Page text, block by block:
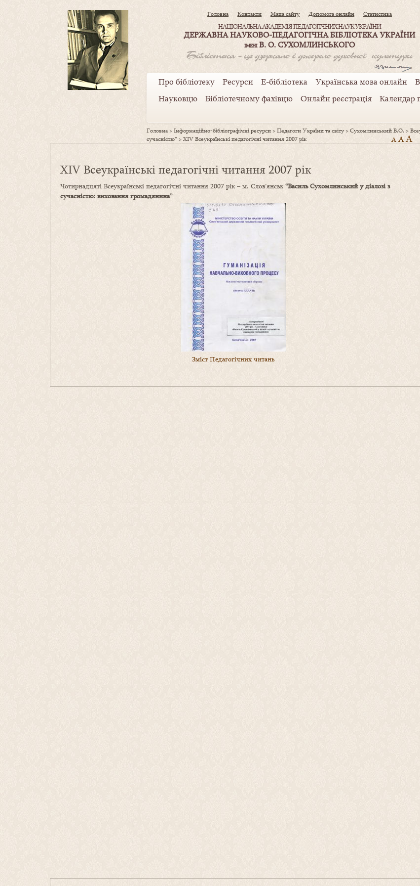
Головна Контакти Мапа сайту Допомога онлайн Статистика
НАЦІОНАЛЬНА АКАДЕМІЯ ПЕДАГОГІЧНИХ НАУК УКРАЇНИ
ДЕРЖАВНА НАУКОВО-ПЕДАГОГІЧНА БІБЛІОТЕКА УКРАЇНИ
ІМЕНІВ. О. СУХОМЛИНСЬКОГО
Про бібліотеку Ресурси Е-бібліотека Українська мова онлайн
Науковцю
Бібліотечному фахівцю Онлайн реєстрація Календар
Головна >Інформаційно-бібліографічні ресурси >Педагоги України та світу >Сухомлинський В.О. >
сучасністю” >XIV Всеукраїнські педагогічні читання 2007 рік A AA
XIV Всеукраїнські педагогічні читання 2007 рік
Чотирнадцяті Всеукраїнські педагогічні читання 2007 рік – м. Слов’янськ “Василь Сухомлинський у діалозі з
сучасністю: виховання громадянина”
Зміст Педагогічних читань